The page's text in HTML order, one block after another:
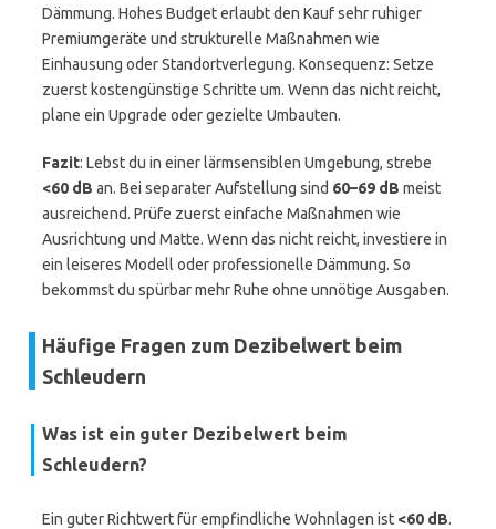
Dämmung. Hohes Budget erlaubt den Kauf sehr ruhiger
Premiumgeräte und strukturelle Maßnahmen wie
Einhausung oder Standortverlegung. Konsequenz: Setze
zuerst kostengünstige Schritte um. Wenn das nicht reicht,
plane ein Upgrade oder gezielte Umbauten.
Fazit: Lebst du in einer lärmsensiblen Umgebung, strebe
<60 dB an. Bei separater Aufstellung sind 60–69 dB meist
ausreichend. Prüfe zuerst einfache Maßnahmen wie
Ausrichtung und Matte. Wenn das nicht reicht, investiere in
ein leiseres Modell oder professionelle Dämmung. So
bekommst du spürbar mehr Ruhe ohne unnötige Ausgaben.
Häufige Fragen zum Dezibelwert beim
Schleudern
Was ist ein guter Dezibelwert beim
Schleudern?
Ein guter Richtwert für empfindliche Wohnlagen ist <60 dB.